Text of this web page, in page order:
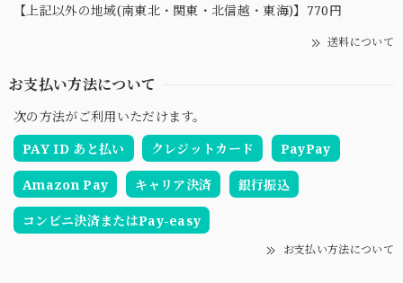
【上記以外の地域(南東北・関東・北信越・東海)】770円
送料について
お支払い方法について
次の方法がご利用いただけます。
PAY ID あと払い
クレジットカード PayPay
Amazon Pay キャリア決済 銀行振込
コンビニ決済またはPay-easy
お支払い方法について